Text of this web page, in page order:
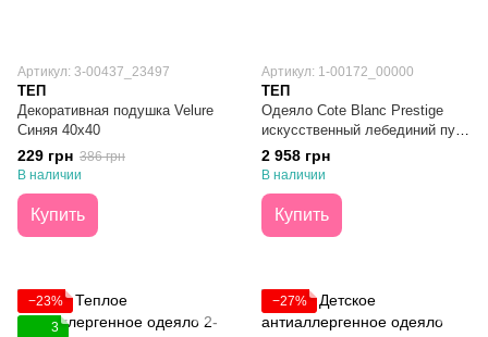
Артикул: 3-00437_23497
ТЕП
Декоративная подушка Velure
Синяя 40х40
229 грн 386 грн
В наличии
Купить
Артикул: 1-00172_00000
ТЕП
Одеяло Cote Blanc Prestige
искусственный лебединий пух/
батист 150х210
2 958 грн
В наличии
Купить
−23%
3
−27%